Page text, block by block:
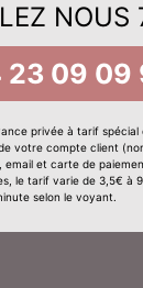
NOUS
09 09
privée à tarif spécial
votre compte client
email et carte de
le tarif varie de 3,5€ à
selon le voyant.